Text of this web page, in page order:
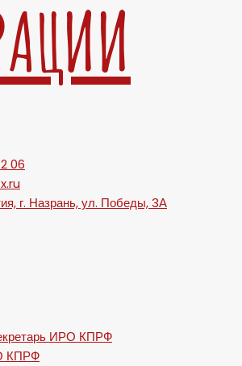
06
г. Назрань, ул. Победы, 3А
ИРО КПРФ
КПРФ